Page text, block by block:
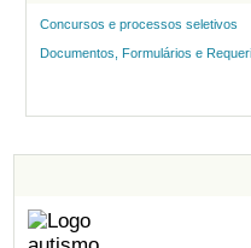
Concursos e processos seletivos
Documentos, Formulários e